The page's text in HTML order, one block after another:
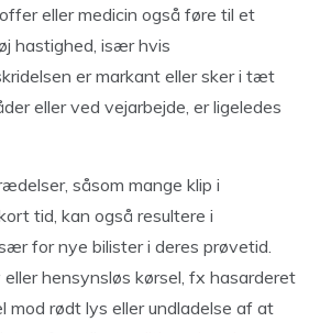
eller medicin også føre til et
hastighed, især hvis
er markant eller sker i tæt
eller ved vejarbejde, er ligeledes
såsom mange klip i
tid, kan også resultere i
for nye bilister i deres prøvetid.
eller hensynsløs kørsel, fx hasarderet
mod rødt lys eller undladelse af at